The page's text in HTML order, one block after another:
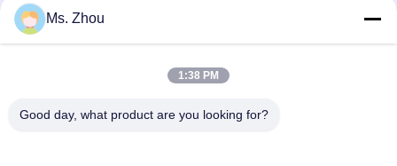
υποβάλλει τη μηχανή
σε φυγοκέντρωση
σε φυγοκέντρωση
κατεψυγμένος
σε φυγοκέντρωση
Ms. Zhou
1:38 PM
Good day, what product are you looking for?